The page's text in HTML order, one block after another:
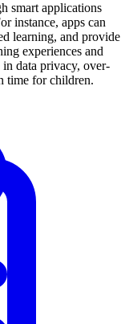
smart applications
instance, apps can
learning, and provide
experiences and
data privacy, over-
time for children.